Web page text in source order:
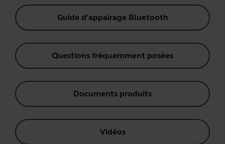
Guide d'appairage Bluetooth
Questions fréquemment posées
Documents produits
Vidéos